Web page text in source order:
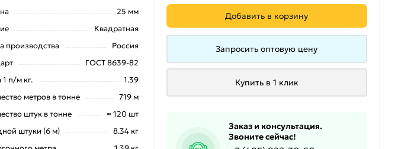
Добавить в корзину
Запросить оптовую цену
Купить в 1 клик
Заказ и консультация.
Звоните сейчас!
25 мм
Квадратная
производства
Россия
ГОСТ 8639-82
п/м кг.
1.39
метров в тонне
719 м
штук в тонне
≈ 120 шт
штуки (6 м)
8.34 кг